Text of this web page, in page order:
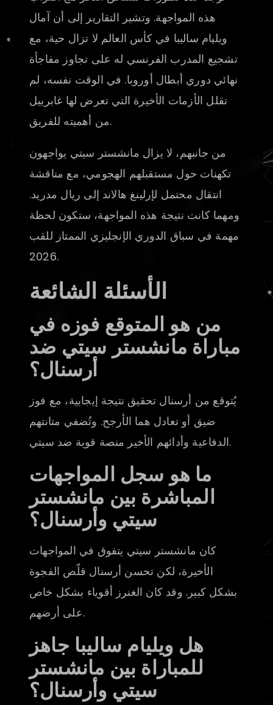
هذه المواجهة. وتشير التقارير إلى أن آمال
ويليام ساليبا في كأس العالم لا تزال حية، مع
تشجيع المدرب الفرنسي له على تجاوز مفاجأة
نهائي دوري أبطال أوروبا. في الوقت نفسه، لم
تقلل الأزمات الأخيرة التي تعرض لها غابرييل
من أهميته للفريق.
من جانبهم، لا يزال مانشستر سيتي يواجهون
تكهنات حول مستقبلهم الهجومي، مع مناقشة
انتقال محتمل لإرلينغ هالاند إلى ريال مدريد.
ومهما كانت نتيجة هذه المواجهة، ستكون لحظة
مهمة في سباق الدوري الإنجليزي الممتاز للقب
2026.
الأسئلة الشائعة
من هو المتوقع فوزه في
مباراة مانشستر سيتي ضد
أرسنال؟
يُتوقع من أرسنال تحقيق نتيجة إيجابية، مع فوز
ضيق أو تعادل هما الأرجح. وتُضفي متانتهم
الدفاعية وأدائهم الأخير منصة قوية ضد سيتي.
ما هو سجل المواجهات
المباشرة بين مانشستر
سيتي وأرسنال؟
كان مانشستر سيتي يتفوق في المواجهات
الأخيرة، لكن تحسن أرسنال قلّص الفجوة
بشكل كبير. وقد كان الغنرز أقوياء بشكل خاص
على أرضهم.
هل ويليام ساليبا جاهز
للمباراة بين مانشستر
سيتي وأرسنال؟